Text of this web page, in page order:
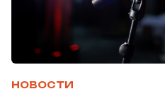
НОВОСТИ